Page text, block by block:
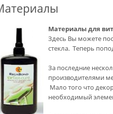
Материалы для
Здесь Вы можете
стекла. Теперь
За последние
производителями
Мало того что
необходимый